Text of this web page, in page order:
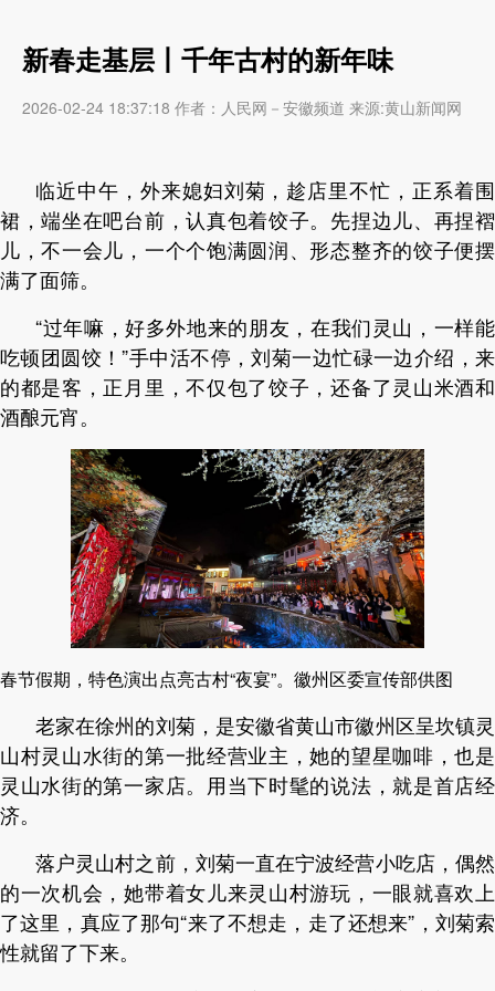
新春走基层丨千年古村的新年味
2026-02-24 18:37:18 作者：人民网－安徽频道 来源:黄山新闻网
临近中午，外来媳妇刘菊，趁店里不忙，正系着围
裙，端坐在吧台前，认真包着饺子。先捏边儿、再捏褶
儿，不一会儿，一个个饱满圆润、形态整齐的饺子便摆
满了面筛。
“过年嘛，好多外地来的朋友，在我们灵山，一样能
吃顿团圆饺！”手中活不停，刘菊一边忙碌一边介绍，来
的都是客，正月里，不仅包了饺子，还备了灵山米酒和
酒酿元宵。
春节假期，特色演出点亮古村“夜宴”。徽州区委宣传部供图
老家在徐州的刘菊，是安徽省黄山市徽州区呈坎镇灵
山村灵山水街的第一批经营业主，她的望星咖啡，也是
灵山水街的第一家店。用当下时髦的说法，就是首店经
济。
落户灵山村之前，刘菊一直在宁波经营小吃店，偶然
的一次机会，她带着女儿来灵山村游玩，一眼就喜欢上
了这里，真应了那句“来了不想走，走了还想来”，刘菊索
性就留了下来。